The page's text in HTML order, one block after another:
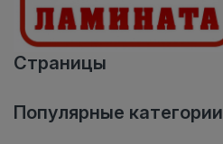
Страницы
Популярные категории